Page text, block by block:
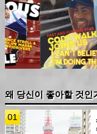
왜 당신이 좋아할 것인
01